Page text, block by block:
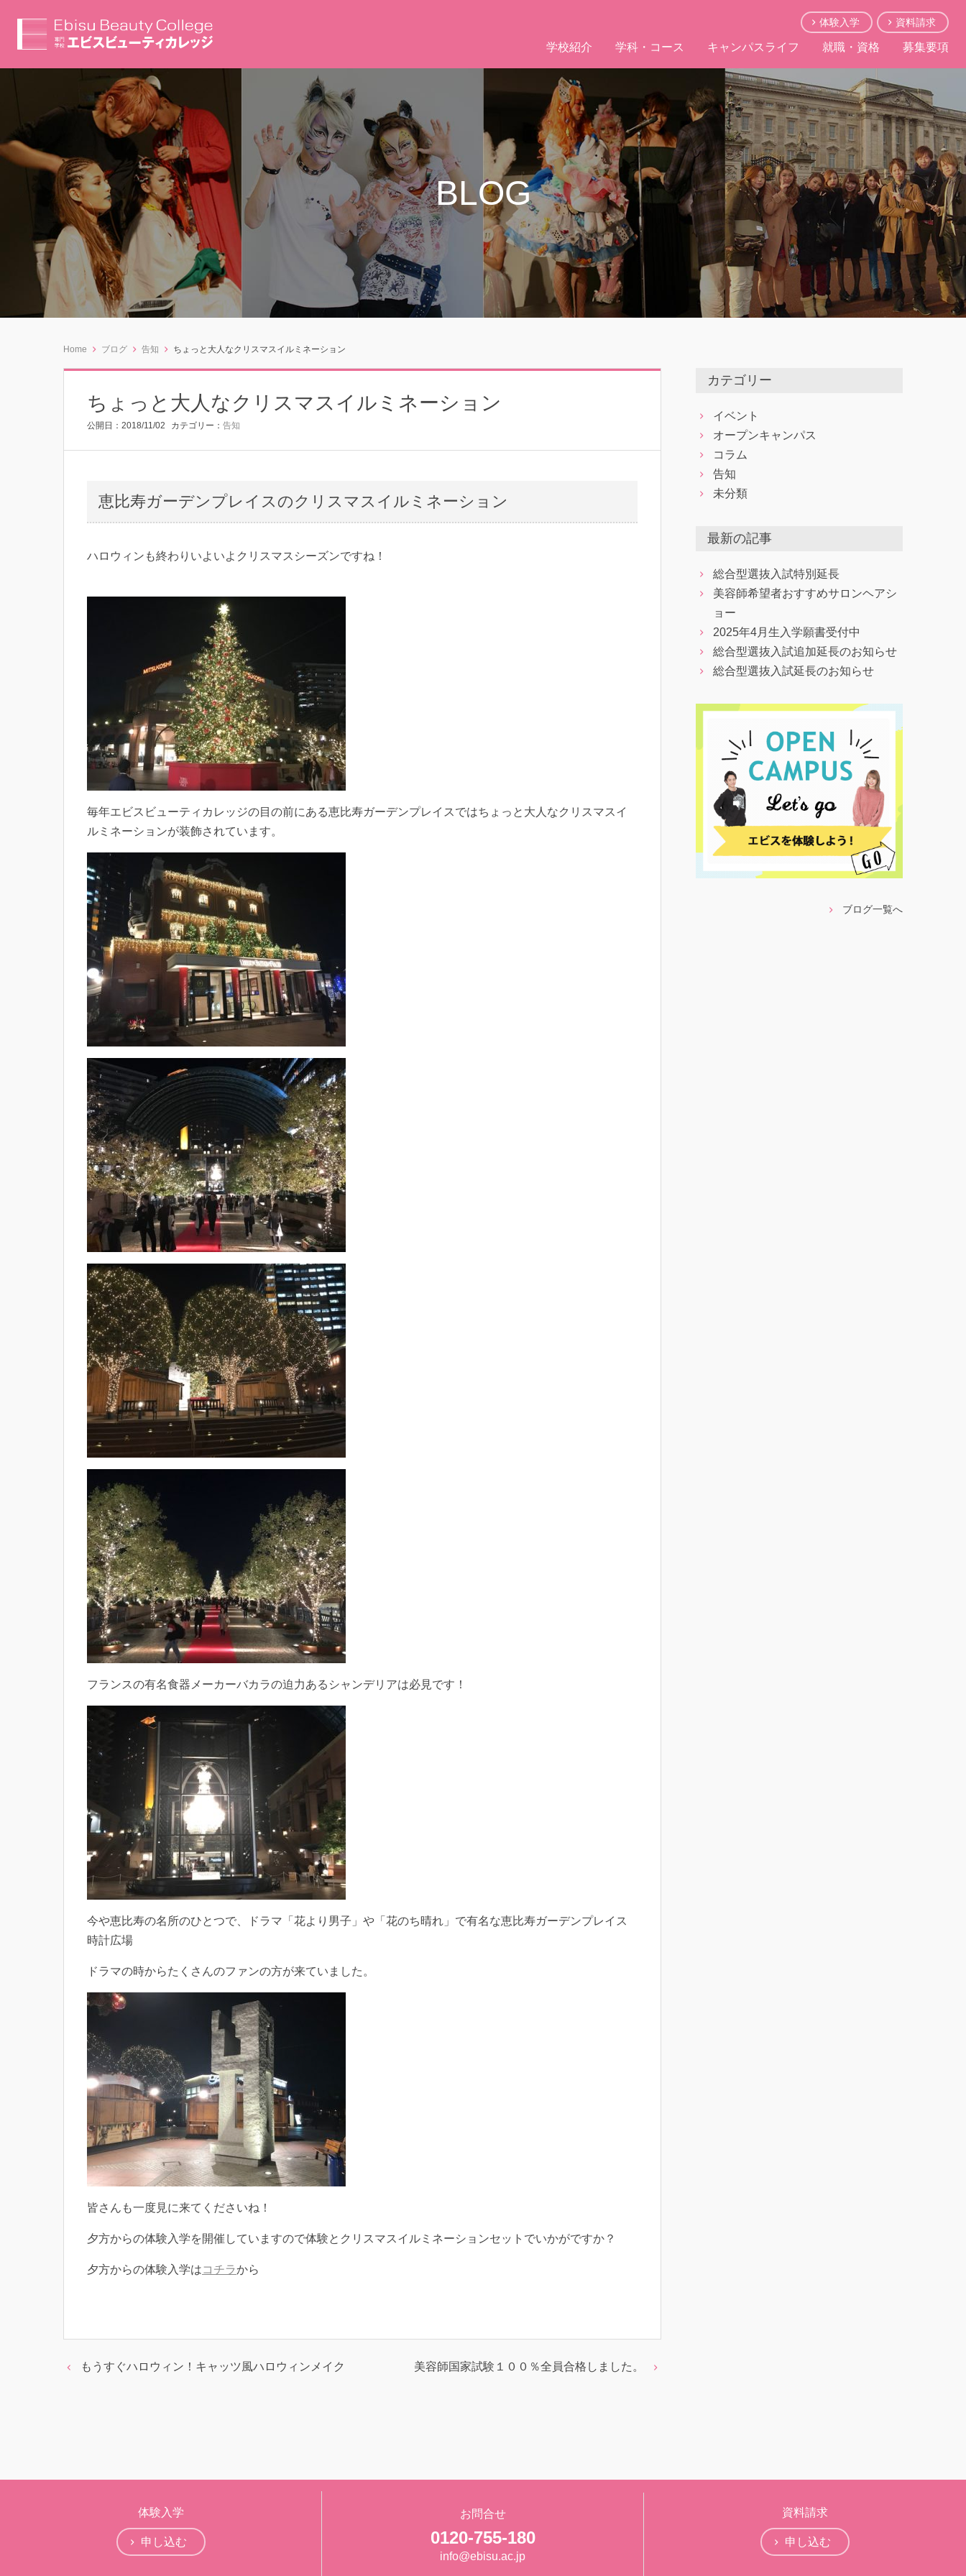
体験入学 資料請求
学校紹介 学科・コース キャンパスライフ 就職・資格 募集要項
BLOG
Home ブログ 告知 ちょっと大人なクリスマスイルミネーション
ちょっと大人なクリスマスイルミネーション
公開日： 2018/11/02 カテゴリー： 告知
恵比寿ガーデンプレイスのクリスマスイルミネーション
ハロウィンも終わりいよいよクリスマスシーズンですね！
毎年エビスビューティカレッジの目の前にある恵比寿ガーデンプレイスではちょっと大人なクリスマスイ
ルミネーションが装飾されています。
フランスの有名食器メーカーバカラの迫力あるシャンデリアは必見です！
今や恵比寿の名所のひとつで、ドラマ「花より男子」や「花のち晴れ」で有名な恵比寿ガーデンプレイス
時計広場
ドラマの時からたくさんのファンの方が来ていました。
皆さんも一度見に来てくださいね！
夕方からの体験入学を開催していますので体験とクリスマスイルミネーションセットでいかがですか？
夕方からの体験入学はコチラから
もうすぐハロウィン！キャッツ風ハロウィンメイク 美容師国家試験１００％全員合格しました。
カテゴリー
イベント
オープンキャンパス
コラム
告知
未分類
最新の記事
総合型選抜入試特別延長
美容師希望者おすすめサロンヘアシ
ョー
2025年4月生入学願書受付中
総合型選抜入試追加延長のお知らせ
総合型選抜入試延長のお知らせ
ブログ一覧へ
体験入学
申し込む
お問合せ
0120-755-180
info@ebisu.ac.jp
資料請求
申し込む